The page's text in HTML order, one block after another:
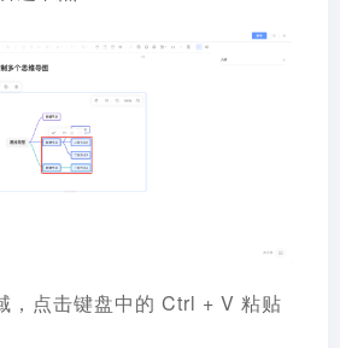
，点击键盘中的 Ctrl + V 粘贴